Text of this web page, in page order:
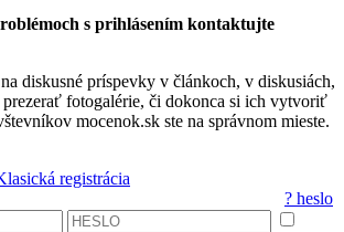
s prihlásením kontaktujte
diskusné príspevky v článkoch, v diskusiách,
fotogalérie, či dokonca si ich vytvoriť
mocenok.sk ste na správnom mieste.
registrácia
? heslo